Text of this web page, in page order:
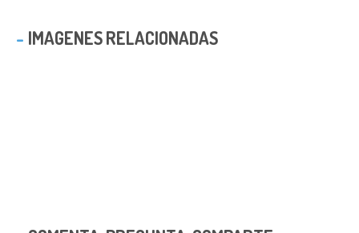
IMAGENES RELACIONADAS